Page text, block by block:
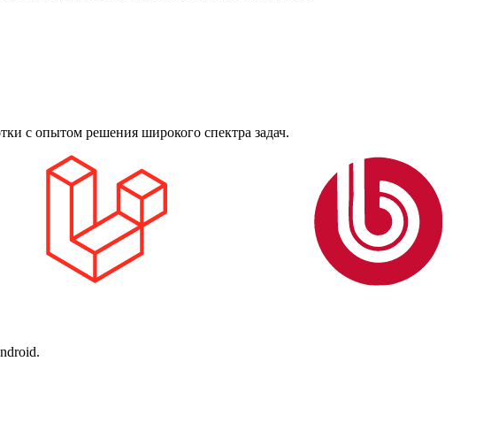
с опытом решения широкого спектра задач.